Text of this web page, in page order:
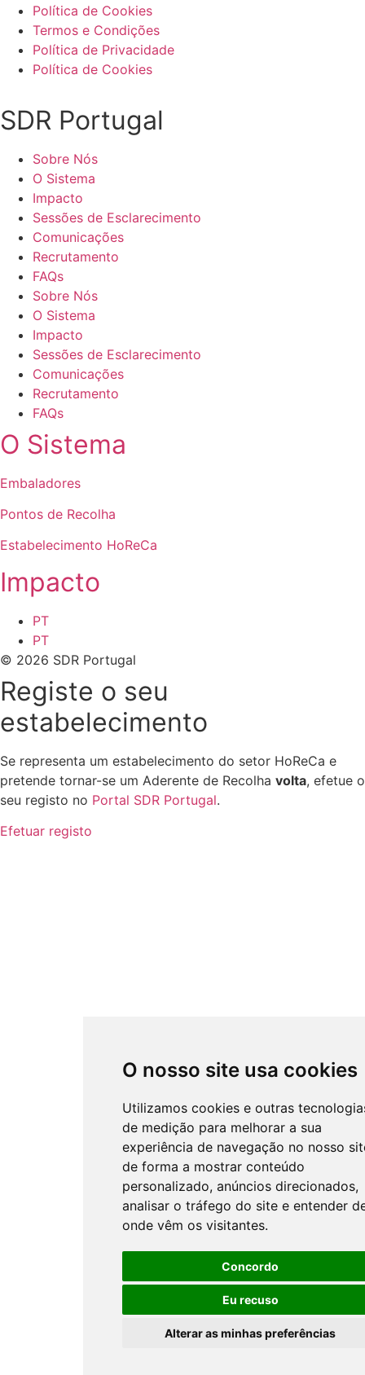
O nosso site usa cookies
Utilizamos cookies e outras
de medição para melhorar a sua
experiência de navegação no nosso
de forma a mostrar conteúdo
personalizado, anúncios direcionados,
analisar o tráfego do site e entender
onde vêm os visitantes.
Concordo
Eu recuso
Alterar as minhas preferências
Política de Cookies
Termos e Condições
Política de Privacidade
Política de Cookies
SDR Portugal
Sobre Nós
O Sistema
Impacto
Sessões de Esclarecimento
Comunicações
Recrutamento
FAQs
Sobre Nós
O Sistema
Impacto
Sessões de Esclarecimento
Comunicações
Recrutamento
FAQs
O Sistema
Embaladores
Pontos de Recolha
Estabelecimento HoReCa
Impacto
PT
PT
© 2026 SDR Portugal
Registe o seu
estabelecimento
Se representa um estabelecimento do setor HoReCa e
pretende tornar-se um Aderente de Recolha volta, efetue o
seu registo no Portal SDR Portugal.
Efetuar registo